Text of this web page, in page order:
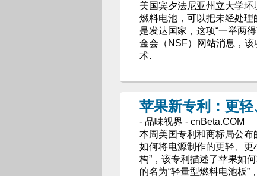
美国宾夕法尼亚州立大学
燃料电池，可以把未经处
是发达国家，这项“一举两
金会（NSF）网站消息，该
术.
苹果新专利：更
- 品味视界 - cnBeta.COM
本周美国专利和商标局公
如何将电源制作的更轻、更
构”，该专利描述了苹果如
的名为“轻量型燃料电池板